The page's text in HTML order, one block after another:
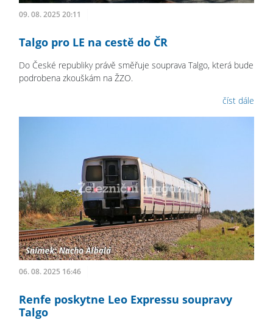
09. 08. 2025 20:11
Talgo pro LE na cestě do ČR
Do České republiky právě směřuje souprava Talgo, která bude
podrobena zkouškám na ŽZO.
číst dále
06. 08. 2025 16:46
Renfe poskytne Leo Expressu soupravy
Talgo